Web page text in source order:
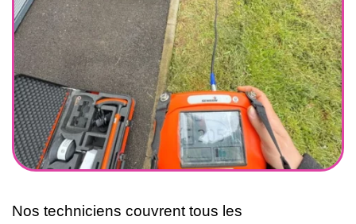
Nos techniciens couvrent tous les